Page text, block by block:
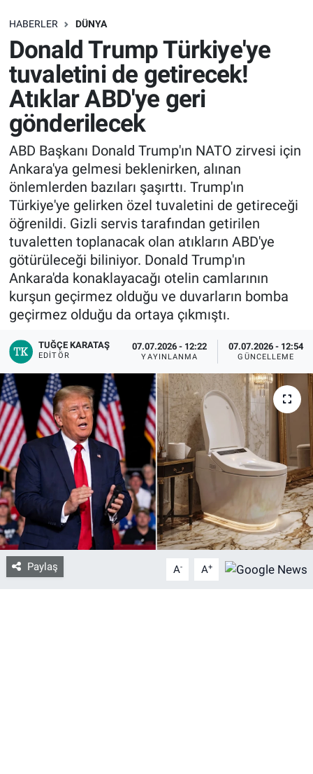
HABERLER DÜNYA
Donald Trump Türkiye'ye
tuvaletini de getirecek!
Atıklar ABD'ye geri
gönderilecek
ABD Başkanı Donald Trump'ın NATO zirvesi için
Ankara'ya gelmesi beklenirken, alınan
önlemlerden bazıları şaşırttı. Trump'ın
Türkiye'ye gelirken özel tuvaletini de getireceği
öğrenildi. Gizli servis tarafından getirilen
tuvaletten toplanacak olan atıkların ABD'ye
götürüleceği biliniyor. Donald Trump'ın
Ankara'da konaklayacağı otelin camlarının
kurşun geçirmez olduğu ve duvarların bomba
geçirmez olduğu da ortaya çıkmıştı.
TUĞÇE KARATAŞ
EDITÖR
07.07.2026 - 12:22
YAYINLANMA
07.07.2026 - 12:54
GÜNCELLEME
Paylaş A- A+
SAĞLIK
EKONOMİ
EĞİTİM
ÖZEL HABER
Keşfet
ASTROLOJİ
MANŞET
RESMİ İLANLAR
İLAN
Bize ulaşın
İletişim/Künye
Yaşam
Gözden Kaçmasın
İletişim (Künye)